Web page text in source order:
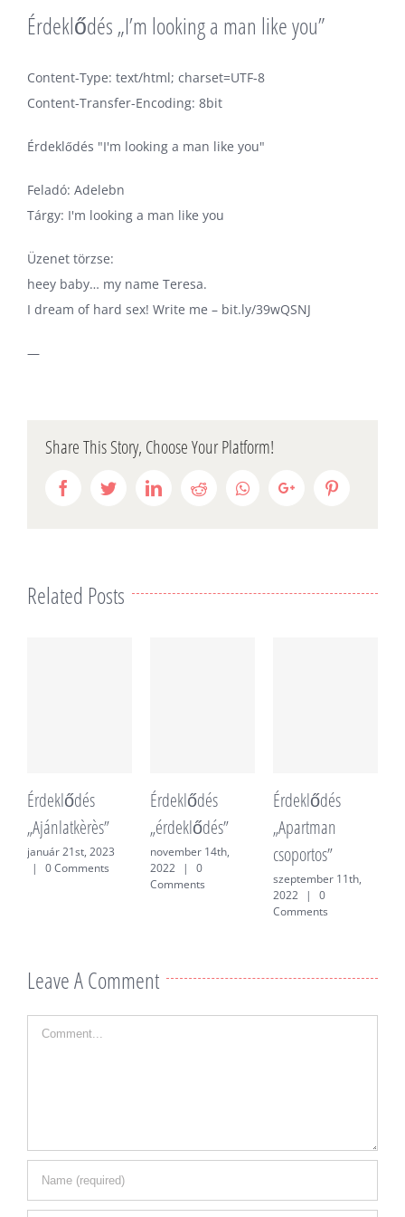
Érdeklődés „I’m looking a man like you”
Content-Type: text/html; charset=UTF-8
Content-Transfer-Encoding: 8bit
Érdeklődés "I'm looking a man like you"
Feladó: Adelebn
Tárgy: I'm looking a man like you
Üzenet törzse:
heey baby… my name Teresa.
I dream of hard sex! Write me – bit.ly/39wQSNJ
—
Share This Story, Choose Your Platform!
FacebookTwitterLinkedInRedditWhatsappGoogle+
Related Posts
Érdeklődés
„Ajánlatkèrès”
január 21st, 2023
|
0 Comments
Érdeklődés
„érdeklődés”
november 14th,
2022
|
0
Comments
Érdeklődés
„Apartman
csoportos”
szeptember 11th,
2022
|
0
Comments
Leave A Comment
Comment